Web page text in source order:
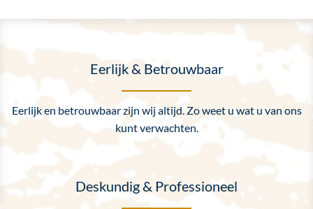
Eerlijk & Betrouwbaar
Eerlijk en betrouwbaar zijn wij altijd. Zo weet u wat u van ons
kunt verwachten.
Deskundig & Professioneel